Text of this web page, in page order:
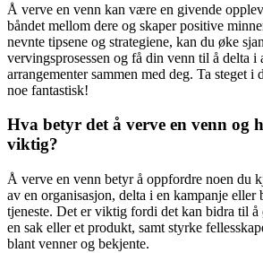
Å verve en venn kan være en givende
båndet mellom dere og skaper positive
nevnte tipsene og strategiene, kan du øke
vervingsprosessen og få din venn til å delta i
arrangementer sammen med deg. Ta steget i
noe fantastisk!
Hva betyr det å verve en venn og
viktig?
Å verve en venn betyr å oppfordre noen du
av en organisasjon, delta i en kampanje eller
tjeneste. Det er viktig fordi det kan bidra til å
en sak eller et produkt, samt styrke
blant venner og bekjente.